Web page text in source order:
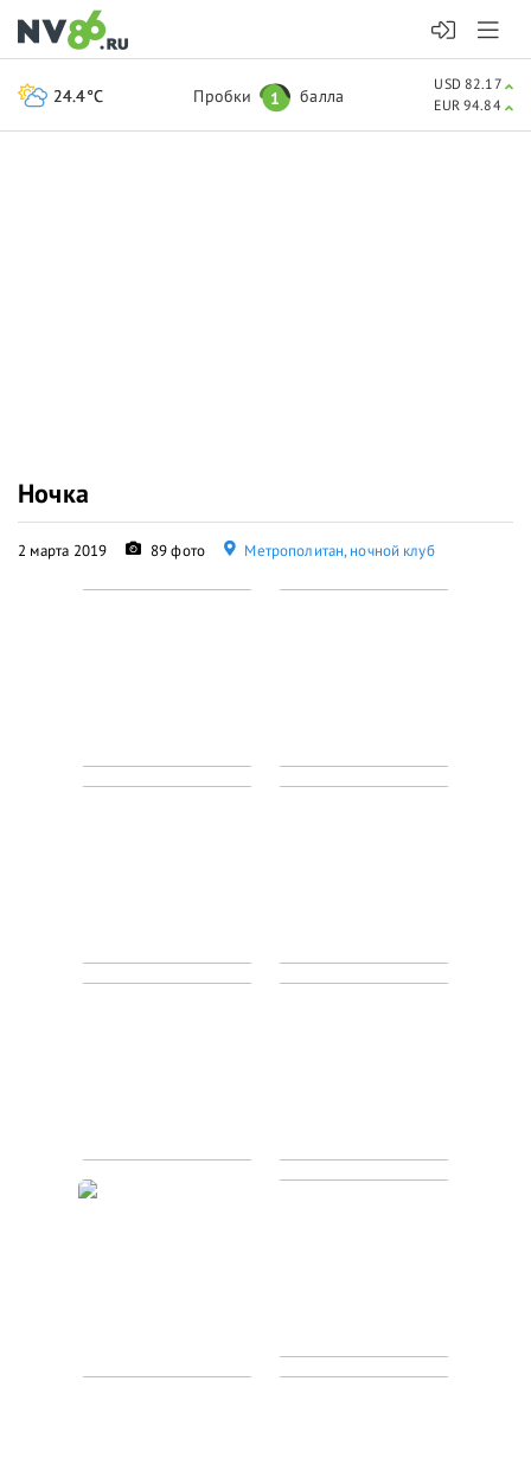
Ночка
2 марта 2019 89 фото Метрополитан, ночной клуб
24.4°C Пробки 1 балла
USD 82.17
EUR 94.84